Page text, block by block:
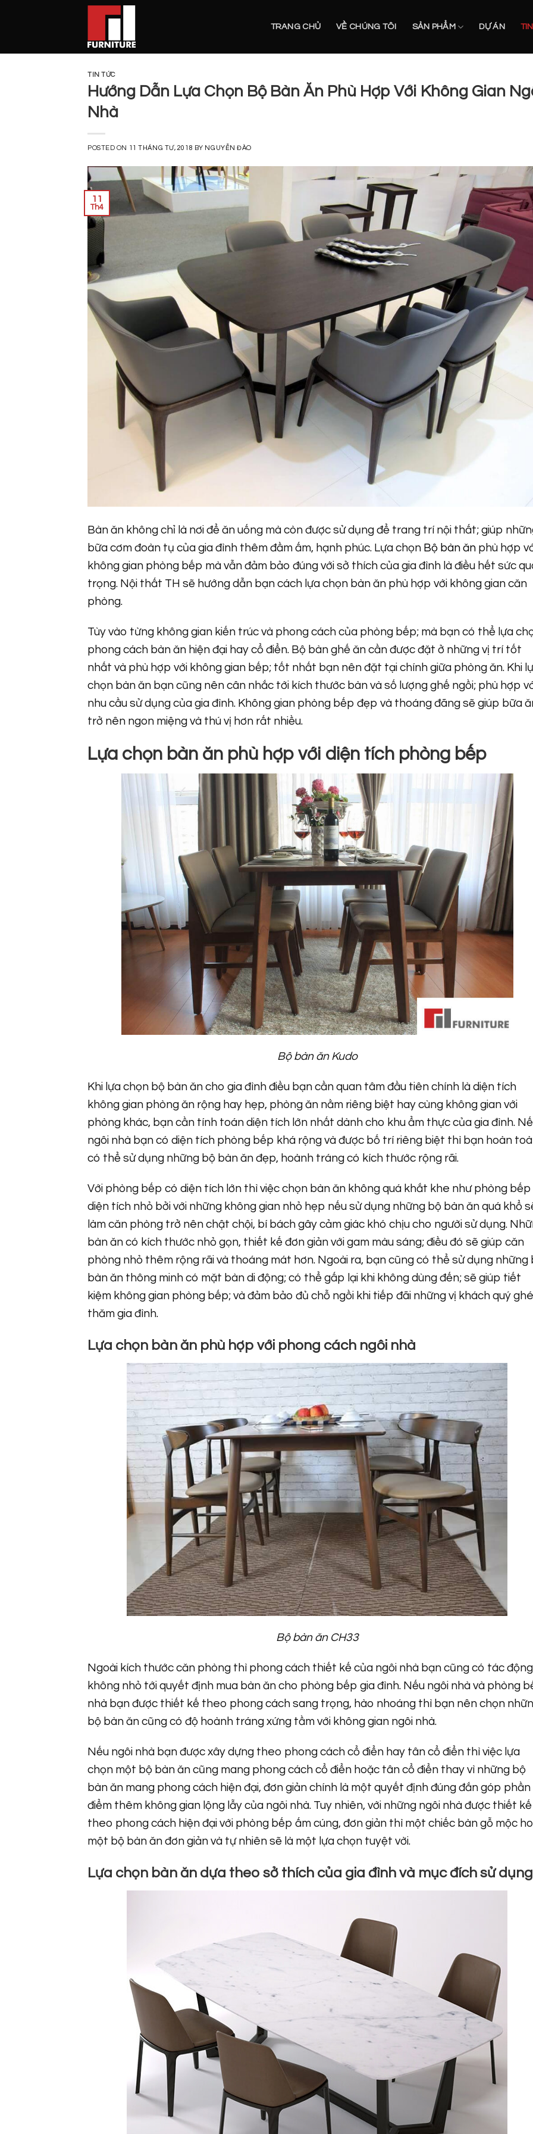
TRANG CHỦ VỀ CHÚNG TÔI SẢN PHẨM DỰ ÁN
TIN TỨC
Hướng Dẫn Lựa Chọn Bộ Bàn Ăn Phù Hợp Với Không Gian
Nhà
POSTED ON 11 THÁNG TƯ, 2018 BY NGUYỄN ĐÀO
11
Th4
Bàn ăn không chỉ là nơi để ăn uống mà còn được sử dụng để trang trí nội thất; giúp
bữa cơm đoàn tụ của gia đình thêm đầm ấm, hạnh phúc. Lựa chọn Bộ bàn ăn phù hợp
không gian phòng bếp mà vẫn đảm bảo đúng với sở thích của gia đình là điều hết sức
trọng. Nội thất TH sẽ hướng dẫn bạn cách lựa chọn bàn ăn phù hợp với không gian căn
phòng.
Tùy vào từng không gian kiến trúc và phong cách của phòng bếp; mà bạn có thể lựa
phong cách bàn ăn hiện đại hay cổ điển. Bộ bàn ghế ăn cần được đặt ở những vị trí tốt
nhất và phù hợp với không gian bếp; tốt nhất bạn nên đặt tại chính giữa phòng ăn. Khi
chọn bàn ăn bạn cũng nên cân nhắc tới kích thước bàn và số lượng ghế ngồi; phù hợp
nhu cầu sử dụng của gia đình. Không gian phòng bếp đẹp và thoáng đãng sẽ giúp bữa
trở nên ngon miệng và thú vị hơn rất nhiều.
Lựa chọn bàn ăn phù hợp với diện tích phòng bếp
Bộ bàn ăn Kudo
Khi lựa chọn bộ bàn ăn cho gia đình điều bạn cần quan tâm đầu tiên chính là diện tích
không gian phòng ăn rộng hay hẹp, phòng ăn nằm riêng biệt hay cùng không gian với
phòng khác, bạn cần tính toán diện tích lớn nhất dành cho khu ẩm thực của gia đình.
ngôi nhà bạn có diện tích phòng bếp khá rộng và được bố trí riêng biệt thì bạn hoàn
có thể sử dụng những bộ bàn ăn đẹp, hoành tráng có kích thước rộng rãi.
Với phòng bếp có diện tích lớn thì việc chọn bàn ăn không quá khắt khe như phòng bếp
diện tích nhỏ bởi với những không gian nhỏ hẹp nếu sử dụng những bộ bàn ăn quá khổ
làm căn phòng trở nên chật chội, bí bách gây cảm giác khó chịu cho người sử dụng.
bàn ăn có kích thước nhỏ gọn, thiết kế đơn giản với gam màu sáng; điều đó sẽ giúp căn
phòng nhỏ thêm rộng rãi và thoáng mát hơn. Ngoài ra, bạn cũng có thể sử dụng những
bàn ăn thông minh có mặt bàn di động; có thể gấp lại khi không dùng đến; sẽ giúp tiết
kiệm không gian phòng bếp; và đảm bảo đủ chỗ ngồi khi tiếp đãi những vị khách quý ghé
thăm gia đình.
Lựa chọn bàn ăn phù hợp với phong cách ngôi nhà
Bộ bàn ăn CH33
Ngoài kích thước căn phòng thì phong cách thiết kế của ngôi nhà bạn cũng có tác động
không nhỏ tới quyết định mua bàn ăn cho phòng bếp gia đình. Nếu ngôi nhà và phòng
nhà bạn được thiết kế theo phong cách sang trọng, hào nhoáng thì bạn nên chọn
bộ bàn ăn cũng có độ hoành tráng xứng tầm với không gian ngôi nhà.
Nếu ngôi nhà bạn được xây dựng theo phong cách cổ điển hay tân cổ điển thì việc lựa
chọn một bộ bàn ăn cũng mang phong cách cổ điển hoặc tân cổ điển thay vì những bộ
bàn ăn mang phong cách hiện đại, đơn giản chính là một quyết định đúng đắn góp
điểm thêm không gian lộng lẫy của ngôi nhà. Tuy nhiên, với những ngôi nhà được thiết kế
theo phong cách hiện đại với phòng bếp ấm cúng, đơn giản thì một chiếc bàn gỗ mộc
một bộ bàn ăn đơn giản và tự nhiên sẽ là một lựa chọn tuyệt vời.
Lựa chọn bàn ăn dựa theo sở thích của gia đình và mục đích sử dụng